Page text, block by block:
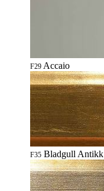
F29 Accaio
F35 Bladgull Antikk